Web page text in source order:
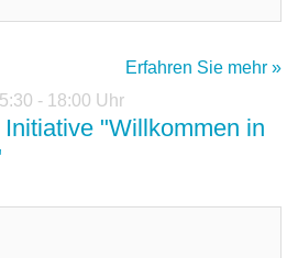
Erfahren Sie mehr »
- 18:00 Uhr
"Willkommen in